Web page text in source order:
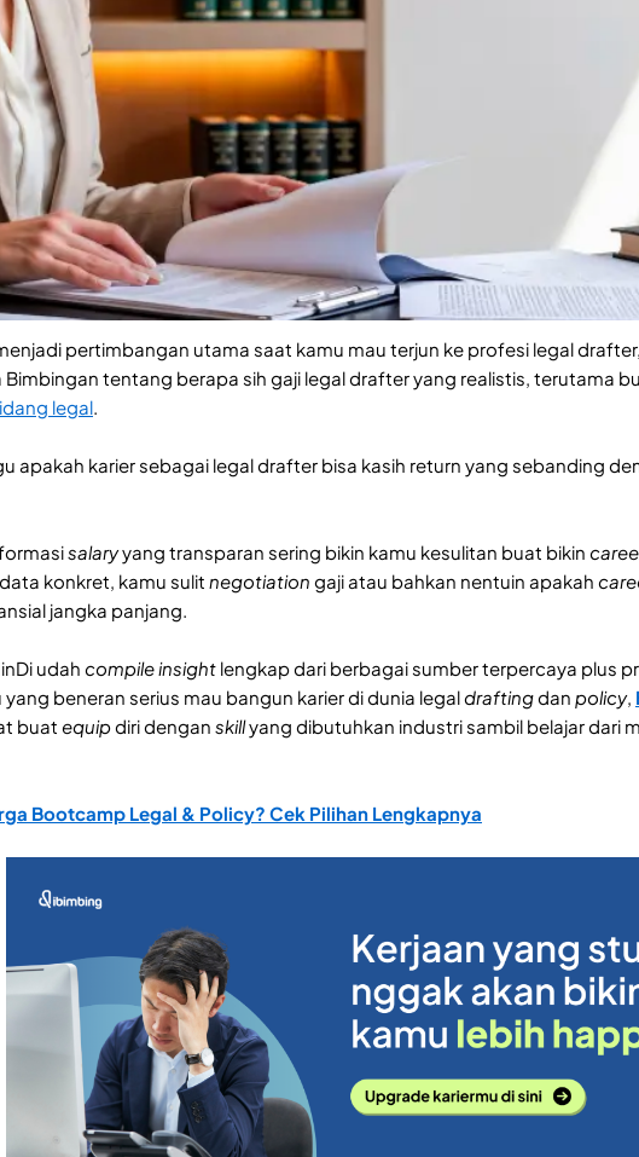
pertimbangan utama saat kamu mau terjun ke profesi legal
Bimbingan tentang berapa sih gaji legal drafter yang realistis, terutama
legal.
apakah karier sebagai legal drafter bisa kasih return yang sebanding
salaryyang transparan sering bikin kamu kesulitan buat bikin
konkret, kamu sulit negotiation gaji atau bahkan nentuin apakah
jangka panjang.
udah compileinsight lengkap dari berbagai sumber terpercaya plus
beneran serius mau bangun karier di dunia legaldraftingdan policy,
buat equipdiri dengan skillyang dibutuhkan industri sambil belajar dari
Bootcamp Legal & Policy? Cek Pilihan Lengkapnya